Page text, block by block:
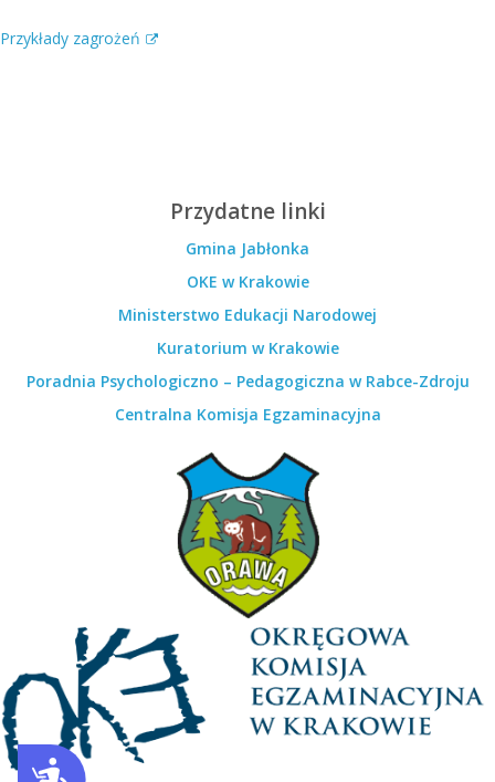
Dostępność
Przykłady zagrożeń
Przydatne linki
Gmina Jabłonka
OKE w Krakowie
Ministerstwo Edukacji Narodowej
Kuratorium w Krakowie
Poradnia Psychologiczno – Pedagogiczna w Rabce-Zdroju
Centralna Komisja Egzaminacyjna